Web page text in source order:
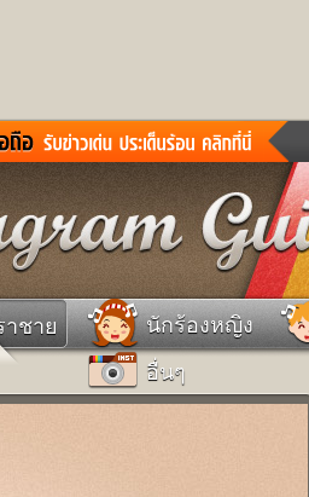
ข่าวสั้น
หนังใหม่
หมากรุกไทย
ทำนายฝัน
ผลบอล
กลอน
เช็คความเร็วเน็ต
าชาย นักร้องหญิง
อื่นๆ